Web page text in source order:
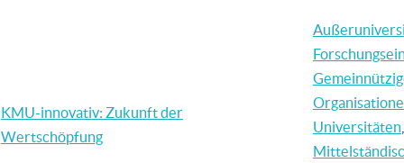
KMU-innovativ: Zukunft der
Wertschöpfung
Universitäten